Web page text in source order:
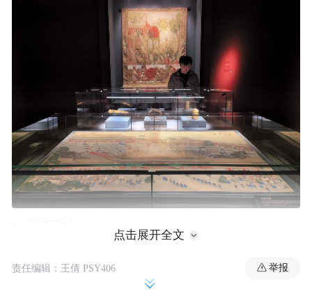
点击展开全文
责任编辑：王倩 PSY406 举报